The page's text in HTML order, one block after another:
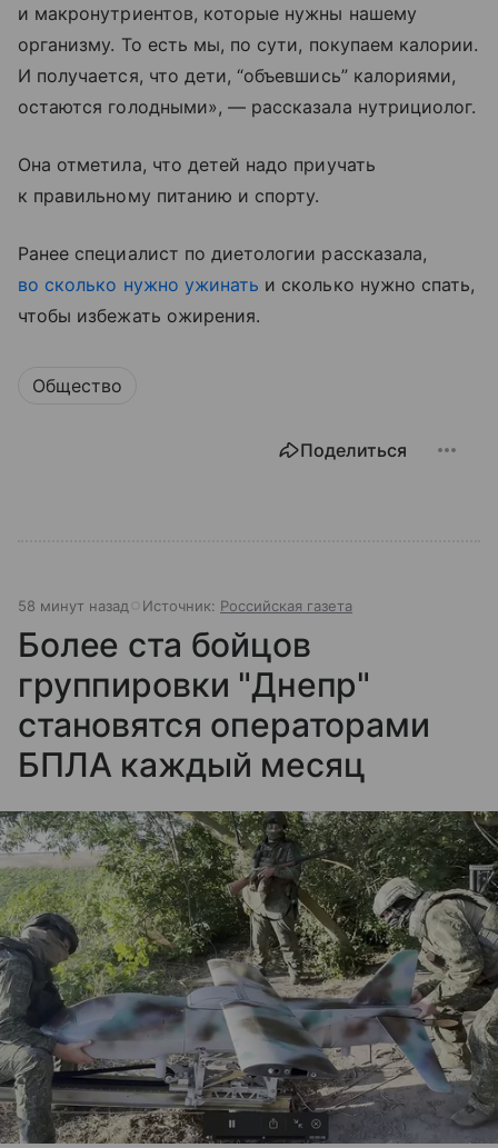
и макронутриентов, которые нужны нашему
организму. То есть мы, по сути, покупаем калории.
И получается, что дети, “объевшись” калориями,
остаются голодными», — рассказала нутрициолог.
Она отметила, что детей надо приучать
к правильному питанию и спорту.
Ранее специалист по диетологии рассказала,
во сколько нужно ужинать и сколько нужно спать,
чтобы избежать ожирения.
Общество
Поделиться
58 минут назад Источник: Российская газета
Более ста бойцов
группировки "Днепр"
становятся операторами
БПЛА каждый месяц